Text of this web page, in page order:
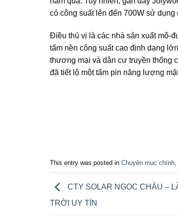
có công suất lên đến 700W sử
Điều thú vị là các nhà sản xuất mô-
tấm nền công suất cao định dạng
thương mại và dân cư truyền thống
đã tiết lộ một tấm pin năng lượng
This entry was posted in Chuyên mục chính,
CTY SOLAR NGỌC CHÂU –
TRỜI UY TÍN